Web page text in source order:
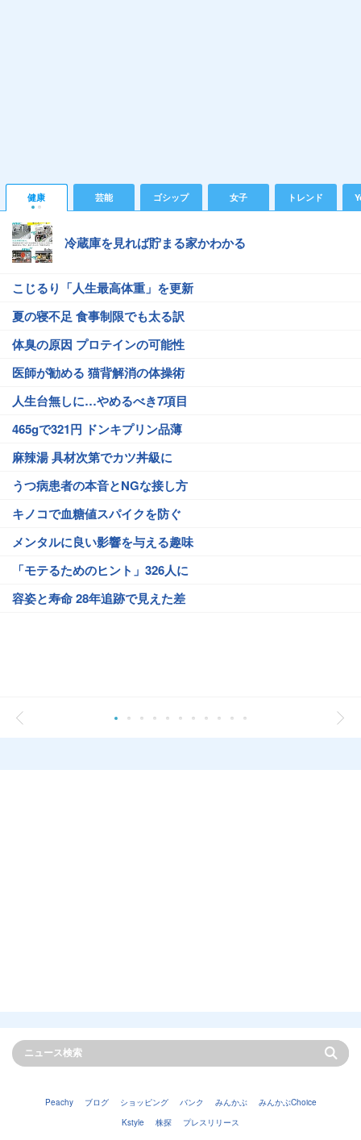
健康 芸能 ゴシップ 女子 トレンド
冷蔵庫を見れば貯まる家かわかる
こじるり「人生最高体重」を更新
夏の寝不足 食事制限でも太る訳
体臭の原因 プロテインの可能性
医師が勧める 猫背解消の体操術
人生台無しに…やめるべき7項目
465gで321円 ドンキプリン品薄
麻辣湯 具材次第でカツ丼級に
うつ病患者の本音とNGな接し方
キノコで血糖値スパイクを防ぐ
メンタルに良い影響を与える趣味
「モテるためのヒント」326人に
容姿と寿命 28年追跡で見えた差
Peachy ブログ ショッピング バンク みんかぶ
みんかぶChoice
Kstyle
株探 プレスリリース